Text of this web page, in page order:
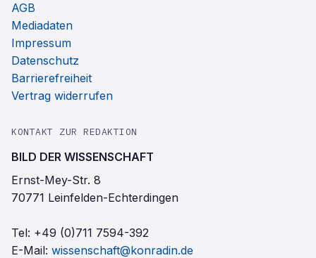
AGB
Mediadaten
Impressum
Datenschutz
Barrierefreiheit
Vertrag widerrufen
KONTAKT ZUR REDAKTION
BILD DER WISSENSCHAFT
Ernst-Mey-Str. 8
70771 Leinfelden-Echterdingen
Tel: +49 (0)711 7594-392
E-Mail: wissenschaft@konradin.de